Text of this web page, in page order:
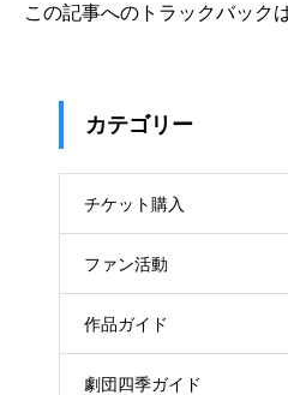
この記事へのトラックバック
カテゴリー
チケット購入
ファン活動
作品ガイド
劇団四季ガイド